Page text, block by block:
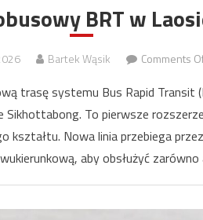
BRT w
Bartek Wąsik Comments
trasę systemu Bus Rapid Transit
Sikhottabong. To pierwsze
kształtu. Nowa linia przebiega
aby obsłużyć